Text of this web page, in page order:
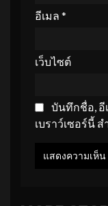
อีเมล *
เว็บไซต์
บันทึกชื่อ, อี
เบราว์เซอร์นี้